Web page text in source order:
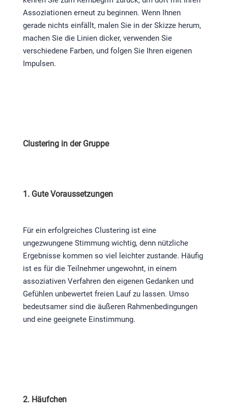
Assoziationen erneut zu beginnen. Wenn Ihnen
gerade nichts einfällt, malen Sie in der Skizze herum,
machen Sie die Linien dicker, verwenden Sie
verschiedene Farben, und folgen Sie Ihren eigenen
Impulsen.
Clustering in der Gruppe
1. Gute Voraussetzungen
Für ein erfolgreiches Clustering ist eine
ungezwungene Stimmung wichtig, denn nützliche
Ergebnisse kommen so viel leichter zustande. Häufig
ist es für die Teilnehmer ungewohnt, in einem
assoziativen Verfahren den eigenen Gedanken und
Gefühlen unbewertet freien Lauf zu lassen. Umso
bedeutsamer sind die äußeren Rahmenbedingungen
und eine geeignete Einstimmung.
2. Häufchen